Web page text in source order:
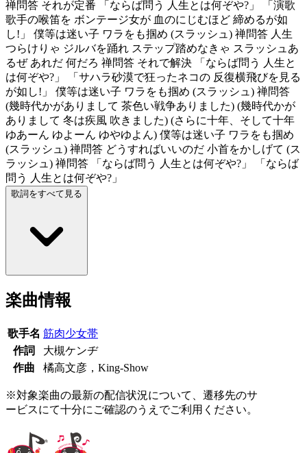
禅問答 それが定番 「ならば問う 人生とは何ぞや?」 「演歌
歌手の喉笛を ボンテージ女が 血のにじむほど 締めるが如
し!」 僕等は迷い子 ワラをも掴め (スラッシュ) 禅問答 人生
つらけりゃ ジルバを踊れ ステップ踏めなきゃ スラッシュあ
るぜ あれだ 何だろ 禅問答 それで解決 「ならば問う 人生と
は何ぞや?」 「サハラ砂漠で狂ったネコの 反復横飛びを見る
が如し!」 僕等は迷い子 ワラをも掴め (スラッシュ) 禅問答
(幾時代かがありまして 茶色い戦争ありました) (幾時代かが
ありまして 冬は疾風 吹きました) (さらに十年、そして十年
ゆあーん ゆよーん ゆやゆよん) 僕等は迷い子 ワラをも掴め
(スラッシュ) 禅問答 どうすればいいのだ 小首をかしげて (ス
ラッシュ) 禅問答 「ならば問う 人生とは何ぞや?」 「ならば
問う 人生とは何ぞや?」
歌詞をすべて見る
楽曲情報
歌手名 筋肉少女帯
作詞
大槻ケンヂ
作曲
橘高文彦，King-Show
※対象楽曲の最新の配信状況について、遷移先のサ
ービスにて十分にご確認のうえでご利用ください。